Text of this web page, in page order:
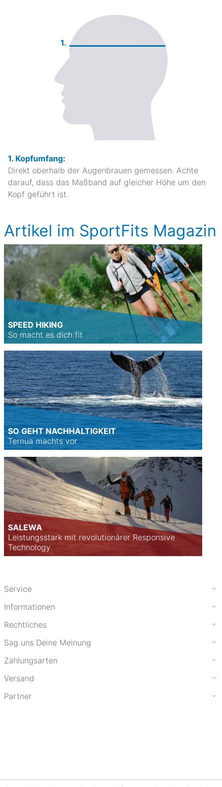
1.
1. Kopfumfang:
Direkt oberhalb der Augenbrauen gemessen. Achte
darauf, dass das Maßband auf gleicher Höhe um den
Kopf geführt ist.
Artikel im SportFits Magazin
SPEED HIKING
So macht es dich fit
SO GEHT NACHHALTIGKEIT
Ternua machts vor
SALEWA
Leistungsstark mit revolutionärer Responsive
Technology
Service
Informationen
Rechtliches
Sag uns Deine Meinung
Zahlungsarten
Versand
Partner